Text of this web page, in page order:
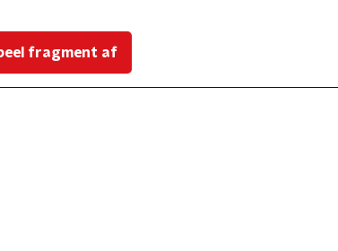
fragment af